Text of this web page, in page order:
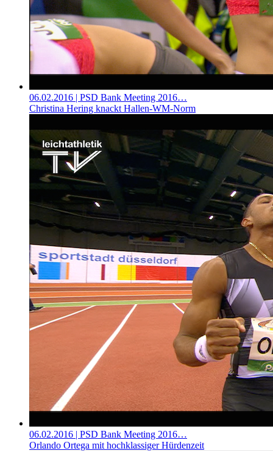
06.02.2016 | PSD Bank Meeting 2016…
Christina Hering knackt Hallen-WM-Norm
06.02.2016 | PSD Bank Meeting 2016…
Orlando Ortega mit hochklassiger Hürdenzeit